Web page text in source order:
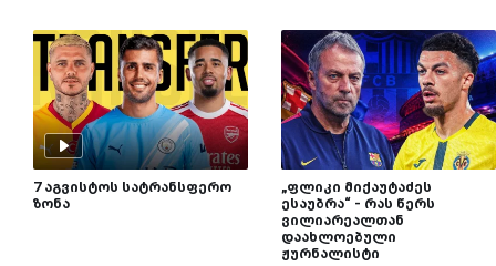
7 აგვისტოს სატრანსფერო
ზონა
„ფლიკი მიქაუტაძეს
ესაუბრა“ - რას წერს
ვილიარეალთან
დაახლოებული
ჟურნალისტი